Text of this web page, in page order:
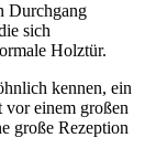
Durchgang
sich
Holztür.
kennen, ein
vor einem großen
große Rezeption